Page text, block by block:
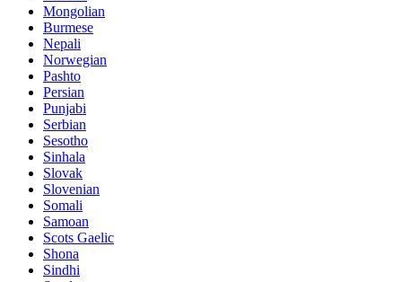
Mongolian
Burmese
Nepali
Norwegian
Pashto
Persian
Punjabi
Serbian
Sesotho
Sinhala
Slovak
Slovenian
Somali
Samoan
Scots Gaelic
Shona
Sindhi